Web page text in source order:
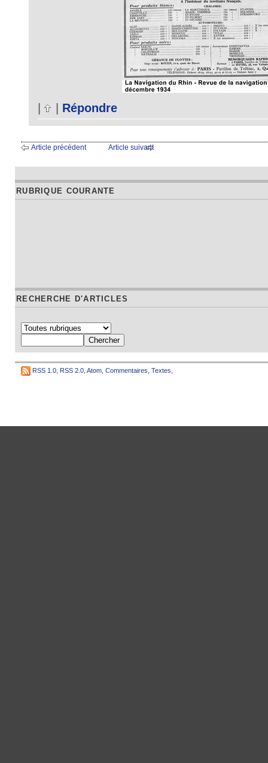
Répondre
Article précédent Article suivant
RUBRIQUE COURANTE
RECHERCHE D'ARTICLES
RSS 1.0 RSS 2.0 Atom Commentaires Textes